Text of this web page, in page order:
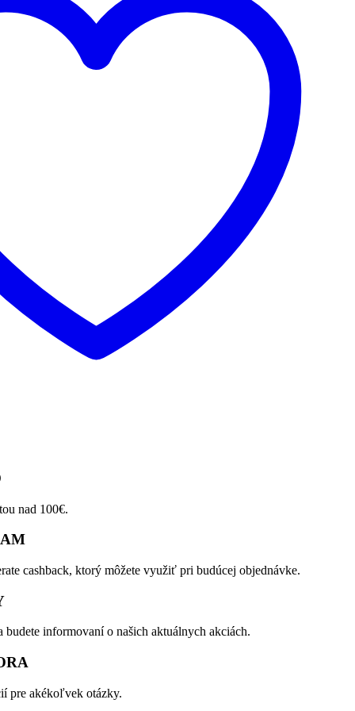
nad 100€.
cashback, ktorý môžete využiť pri budúcej objednávke.
budete informovaní o našich aktuálnych akciách.
pre akékoľvek otázky.